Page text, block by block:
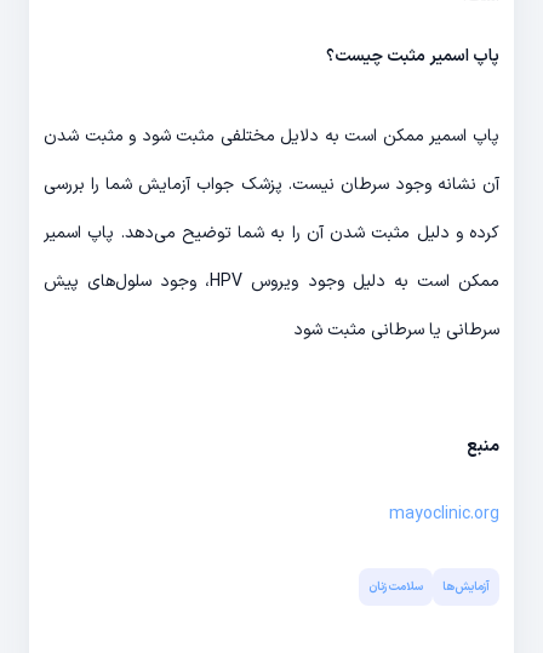
پاپ اسمیر مثبت چیست؟
پاپ اسمیر ممکن است به دلایل مختلفی مثبت شود و مثبت شدن
آن نشانه وجود سرطان نیست. پزشک جواب آزمایش شما را بررسی
کرده و دلیل مثبت شدن آن را به شما توضیح می‌دهد. پاپ اسمیر
ممکن است به دلیل وجود ویروس HPV، وجود سلول‌های پیش
سرطانی یا سرطانی مثبت شود
منبع
mayoclinic.org
آزمایش‌‌ها سلامت زنان